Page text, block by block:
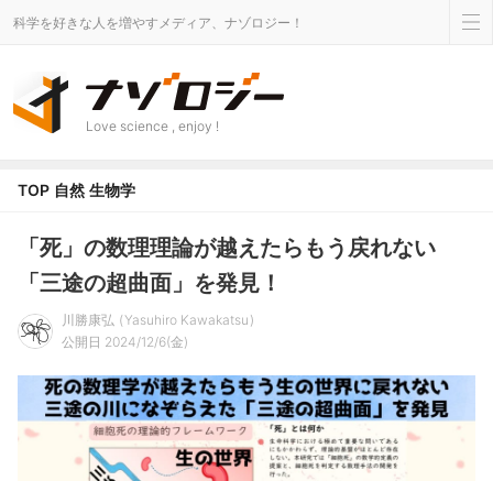
科学を好きな人を増やすメディア、ナゾロジー！
Love science , enjoy !
TOP 自然 生物学
「死」の数理理論が越えたらもう戻れない
「三途の超曲面」を発見！
川勝康弘
Yasuhiro Kawakatsu
公開日 2024/12/6(金)